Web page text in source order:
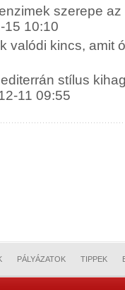
szerepe
15 10:10
valódi kincs, amit
stílus
11 09:55
PÁLYÁZATOK TIPPEK